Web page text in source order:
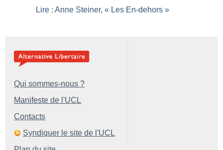
Lire : Anne Steiner, « Les En-dehors »
Qui sommes-nous ?
Manifeste de l'UCL
Contacts
Syndiquer le site de l'UCL